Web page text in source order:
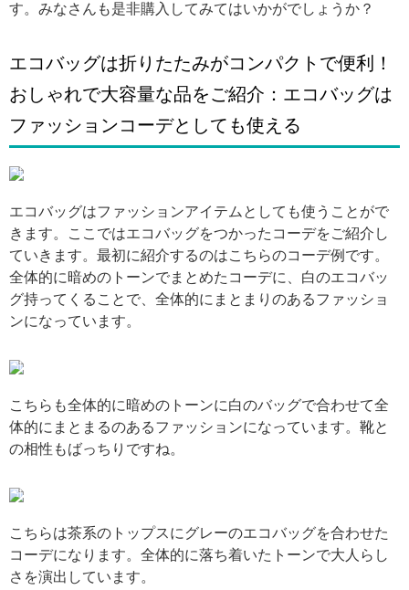
す。みなさんも是非購入してみてはいかがでしょうか？
エコバッグは折りたたみがコンパクトで便利！
おしゃれで大容量な品をご紹介：エコバッグは
ファッションコーデとしても使える
エコバッグはファッションアイテムとしても使うことがで
きます。ここではエコバッグをつかったコーデをご紹介し
ていきます。最初に紹介するのはこちらのコーデ例です。
全体的に暗めのトーンでまとめたコーデに、白のエコバッ
グ持ってくることで、全体的にまとまりのあるファッショ
ンになっています。
こちらも全体的に暗めのトーンに白のバッグで合わせて全
体的にまとまるのあるファッションになっています。靴と
の相性もばっちりですね。
こちらは茶系のトップスにグレーのエコバッグを合わせた
コーデになります。全体的に落ち着いたトーンで大人らし
さを演出しています。